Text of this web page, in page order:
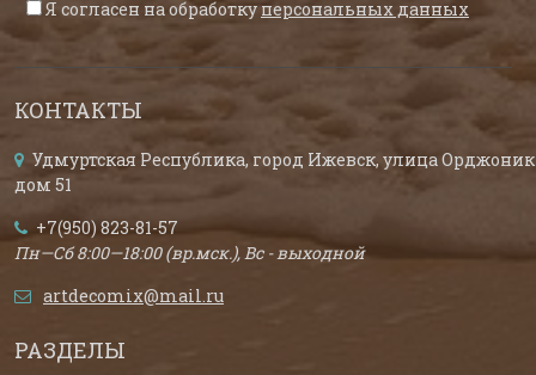
Я согласен на обработкуперсональных данных
КОНТАКТЫ
Удмуртская Республика, город Ижевск, улица
дом 51
+7(950) 823-81-57
Пн—Сб 8:00—18:00 (вр.мск.), Вс - выходной
artdecomix@mail.ru
РАЗДЕЛЫ